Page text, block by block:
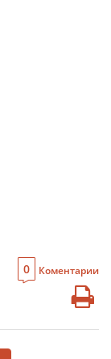
0 Коментарии